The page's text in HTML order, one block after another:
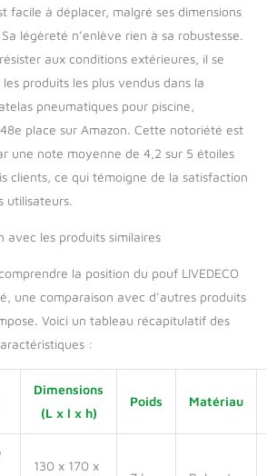
choix témoigne de
notre volonté de
confort.
Entretien
facile avec housse
amovible : Ce pouf
est déhoussable, ce
facilement la housse
pour la laver et
soigné. En machine à
et confort optimal :
Avec son
remplissage en billes
flottantes, ce pouf
s'adapte
parfaitement à la
forme de votre
corps, offrant un
aussi bien sur terre
facile à déplacer, malgré ses dimensions
légèreté n’enlève rien à sa robustesse.
aux conditions extérieures, il se
produits les plus vendus dans la
pneumatiques pour piscine,
place sur Amazon. Cette notoriété est
une note moyenne de 4,2 sur 5 étoiles
clients, ce qui témoigne de la satisfaction
utilisateurs.
avec les produits similaires
la position du pouf LIVEDECO
une comparaison avec d’autres produits
Voici un tableau récapitulatif des
:
Dimensions
(L x l x h)
Poids Matériau
130 x 170 x